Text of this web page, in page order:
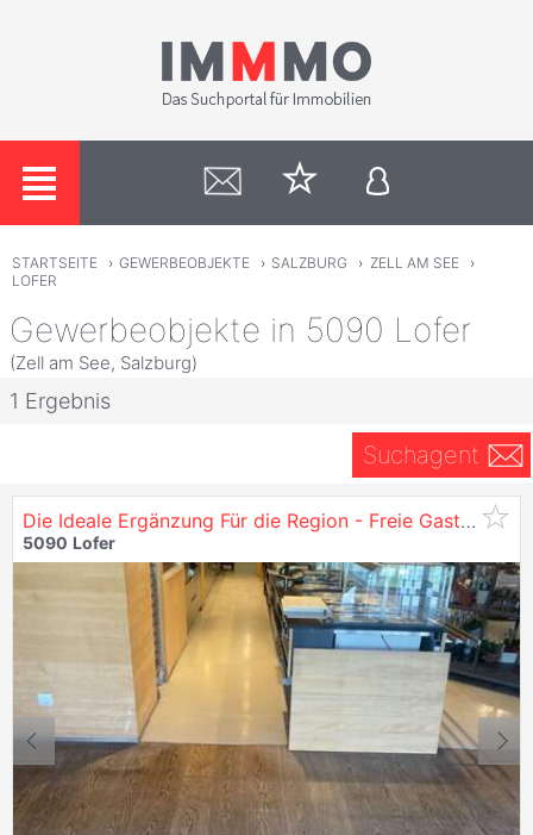
STARTSEITE › GEWERBEOBJEKTE › SALZBURG › ZELL AM SEE
›
LOFER
Gewerbeobjekte in 5090 Lofer
(Zell am See, Salzburg)
1 Ergebnis
Suchagent
Die Ideale Ergänzung Für die Region - Freie Gastro-Shopfläche Direkt Beim Mpreis -
5090 Lofer